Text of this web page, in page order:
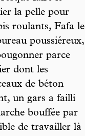
la pelle pour
roulants, Fafa le
poussiéreux,
parce
dont les
de béton
un gars a failli
bouffée par
de travailler là